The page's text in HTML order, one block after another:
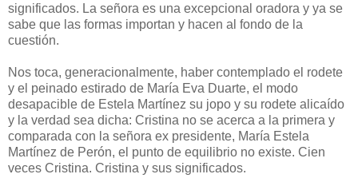
significados. La señora es una excepcional oradora y ya se
sabe que las formas importan y hacen al fondo de la
cuestión.
Nos toca, generacionalmente, haber contemplado el rodete
y el peinado estirado de María Eva Duarte, el modo
desapacible de Estela Martínez su jopo y su rodete alicaído
y la verdad sea dicha: Cristina no se acerca a la primera y
comparada con la señora ex presidente, María Estela
Martínez de Perón, el punto de equilibrio no existe. Cien
veces Cristina. Cristina y sus significados.